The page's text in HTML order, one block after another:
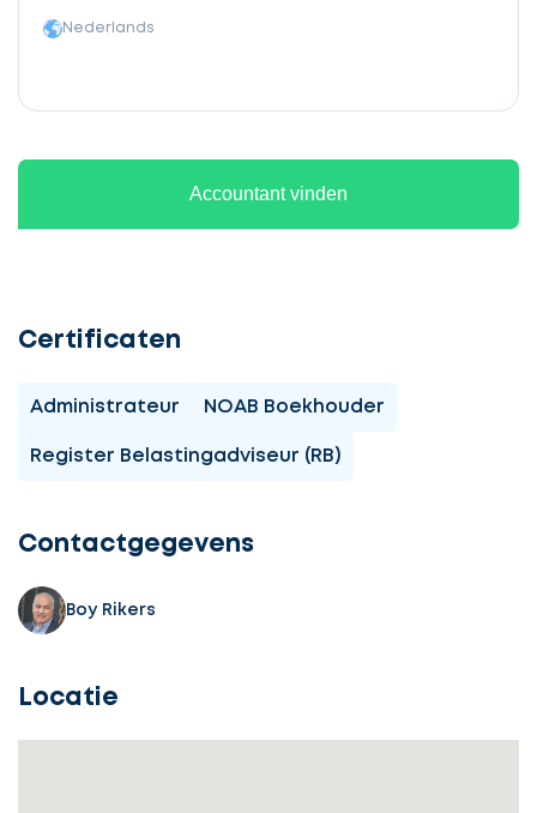
Nederlands
Accountant vinden
Certificaten
Administrateur NOAB Boekhouder
Register Belastingadviseur (RB)
Contactgegevens
Boy Rikers
Locatie
Ontvang
3
Selecteer